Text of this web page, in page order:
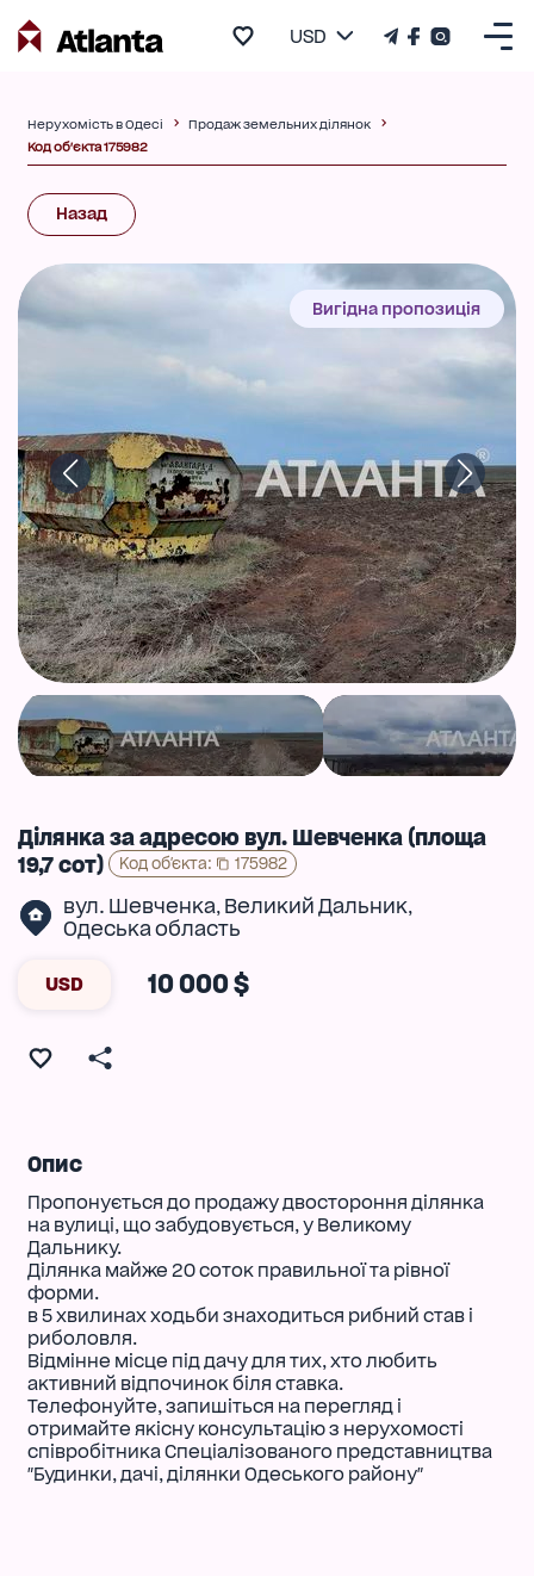
USD
Нерухомість в Одесі
Продаж земельних ділянок
Код об'єкта 175982
Назад
Вигідна пропозиція
Ділянка за адресою вул. Шевченка (площа
19,7 сот)
Код об'єкта: 175982
вул. Шевченка, Великий Дальник,
Одеська область
USD 10 000 $
Опис
Пропонується до продажу двостороння ділянка
на вулиці, що забудовується, у Великому
Дальнику.
Ділянка майже 20 соток правильної та рівної
форми.
в 5 хвилинах ходьби знаходиться рибний став і
риболовля.
Відмінне місце під дачу для тих, хто любить
активний відпочинок біля ставка.
Телефонуйте, запишіться на перегляд і
отримайте якісну консультацію з нерухомості
співробітника Спеціалізованого представництва
"Будинки, дачі, ділянки Одеського району"